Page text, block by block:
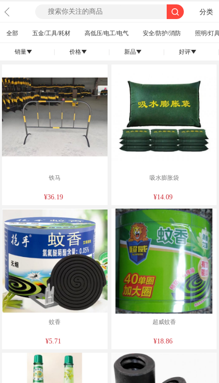
分类
全部 五金/工具/耗材 高低压/电工/电气 安全/防护/消防 照明/灯
销量󰄢 价格󰄢 新品󰄢 好评󰄢
铁马
¥36.19
吸水膨胀袋
¥14.09
蚊香
¥5.71
超威蚊香
¥18.86